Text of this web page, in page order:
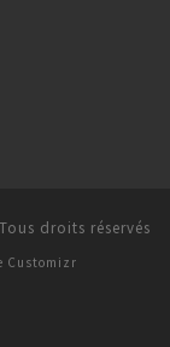
droits réservés
Customizr